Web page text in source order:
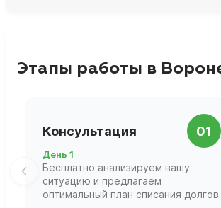
Этапы работы в
Консультация 01
День 1
Бесплатно анализируем вашу
ситуацию и предлагаем
оптимальный план списания долгов